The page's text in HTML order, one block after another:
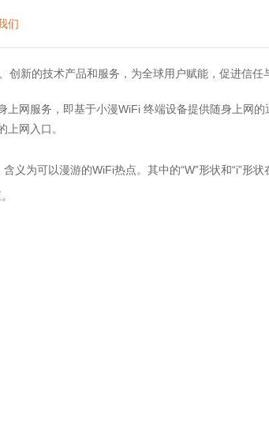
们
新的技术产品和服务，为全球用户赋能，促进信任
网服务，即基于小漫WiFi 终端设备提供随身上网
网入口。
义为可以漫游的WiFi热点。其中的“W”形状和“i”形